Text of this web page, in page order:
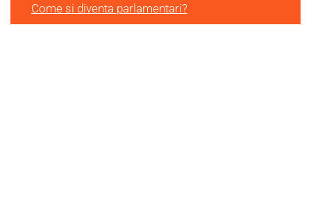
Come si diventa parlamentari?